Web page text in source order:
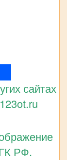
сайтах
РФ.